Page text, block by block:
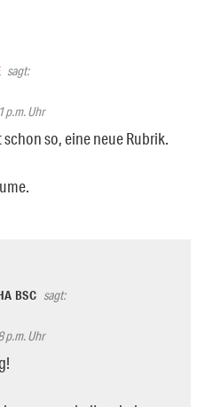
sagt:
p.m. Uhr
so, eine neue Rubrik.
BSC sagt:
p.m. Uhr